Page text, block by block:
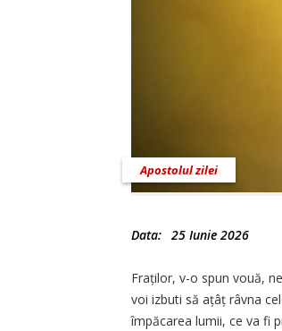
Apostolul zilei
Data: 25 Iunie 2026
Fraților, v-o spun vouă,
voi izbuti să ațâț râvna
împăcarea lumii, ce va fi